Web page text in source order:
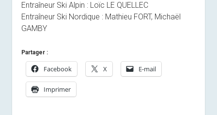
Entraîneur Ski Alpin : Loïc LE QUELLEC
Entraîneur Ski Nordique : Mathieu FORT, Michaël
GAMBY
Partager :
Facebook X E-mail
Imprimer